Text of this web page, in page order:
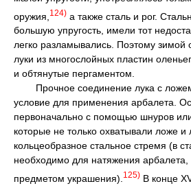
оружия, 124) а также сталь и рог.
большую упругость, имели тот
легко разламывались. Поэтому зимой
луки из многослойных пластин
и обтянутые пергаментом.
Прочное соединение лука с
условие для применения арбалета.
первоначально с помощью шнуров
которые не только охватывали ложе и
кольцеобразное стальное стремя (в
необходимо для натяжения арбалета,
предметом украшения). 125) В конце